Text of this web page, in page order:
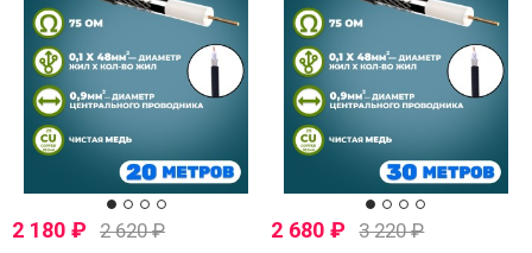
2 180 ₽ 2 620₽ 2 680₽ 3 220₽